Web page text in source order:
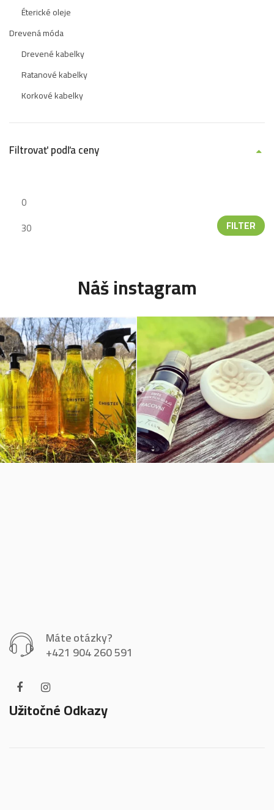
Éterické oleje
Drevená móda
Drevené kabelky
Ratanové kabelky
Korkové kabelky
Filtrovať podľa ceny
FILTER
Náš instagram
Máte otázky?
+421 904 260 591
Užitočné Odkazy